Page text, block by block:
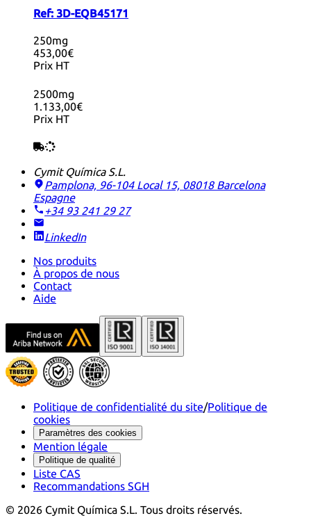
Ref: 3D-EQB45171
250mg
453,00€
Prix HT
2500mg
1.133,00€
Prix HT
Cymit Química S.L.
Pamplona, 96-104 Local 15, 08018 Barcelona
Espagne
+34 93 241 29 27
LinkedIn
Nos produits
À propos de nous
Contact
Aide
Politique de confidentialité du site/Politique de
cookies
Paramètres des cookies
Mention légale
Politique de qualité
Liste CAS
Recommandations SGH
© 2026 Cymit Química S.L. Tous droits réservés.